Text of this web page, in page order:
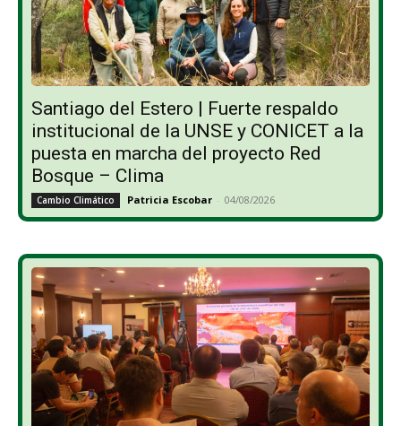
Santiago del Estero | Fuerte respaldo
institucional de la UNSE y CONICET a la
puesta en marcha del proyecto Red
Bosque – Clima
Cambio Climático Patricia Escobar - 04/08/2026